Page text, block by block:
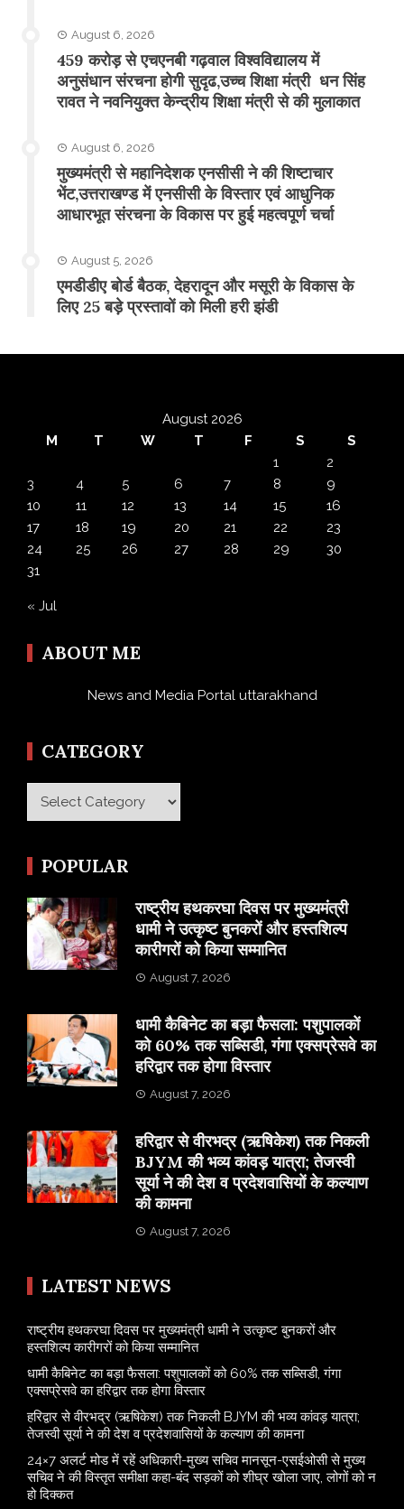
August 6, 2026
459 करोड़ से एचएनबी गढ़वाल विश्वविद्यालय में
अनुसंधान संरचना होगी सुदृढ,उच्च शिक्षा मंत्री धन सिंह
रावत ने नवनियुक्त केन्द्रीय शिक्षा मंत्री से की मुलाकात
August 6, 2026
मुख्यमंत्री से महानिदेशक एनसीसी ने की शिष्टाचार
भेंट,उत्तराखण्ड में एनसीसी के विस्तार एवं आधुनिक
आधारभूत संरचना के विकास पर हुई महत्वपूर्ण चर्चा
August 5, 2026
एमडीडीए बोर्ड बैठक, देहरादून और मसूरी के विकास के
लिए 25 बड़े प्रस्तावों को मिली हरी झंडी
August 2026
M
T W T F S
S
1
2
3
4 5 6 7 8
9
10
11 12 13 14 15
16
17
18 19 20 21 22
23
24
25 26 27 28 29
30
31
« Jul
ABOUT ME
News and Media Portal uttarakhand
CATEGORY
Category
POPULAR
राष्ट्रीय हथकरघा दिवस पर मुख्यमंत्री
धामी ने उत्कृष्ट बुनकरों और हस्तशिल्प
कारीगरों को किया सम्मानित
August 7, 2026
​धामी कैबिनेट का बड़ा फैसला: पशुपालकों
को 60% तक सब्सिडी, गंगा एक्सप्रेसवे का
हरिद्वार तक होगा विस्तार
August 7, 2026
​हरिद्वार से वीरभद्र (ऋषिकेश) तक निकली
BJYM की भव्य कांवड़ यात्रा; तेजस्वी
सूर्या ने की देश व प्रदेशवासियों के कल्याण
की कामना
August 7, 2026
LATEST NEWS
राष्ट्रीय हथकरघा दिवस पर मुख्यमंत्री धामी ने उत्कृष्ट बुनकरों और
हस्तशिल्प कारीगरों को किया सम्मानित
​धामी कैबिनेट का बड़ा फैसला: पशुपालकों को 60% तक सब्सिडी, गंगा
एक्सप्रेसवे का हरिद्वार तक होगा विस्तार
​हरिद्वार से वीरभद्र (ऋषिकेश) तक निकली BJYM की भव्य कांवड़ यात्रा;
तेजस्वी सूर्या ने की देश व प्रदेशवासियों के कल्याण की कामना
24×7 अलर्ट मोड में रहें अधिकारी-मुख्य सचिव मानसून-एसईओसी से मुख्य
सचिव ने की विस्तृत समीक्षा कहा-बंद सड़कों को शीघ्र खोला जाए, लोगों को न
हो दिक्कत